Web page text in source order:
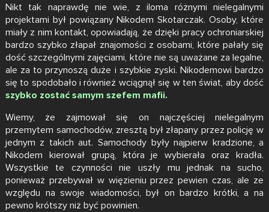
Nikt tak naprawdę nie wie, z iloma różnymi nielegalnymi
projektami był powiązany Nikodem Skotarczak. Osoby, które
miały z nim kontakt, opowiadają, że dzięki pracy ochroniarskiej
bardzo szybko złapał znajomości z osobami, które pałały się
dość szczególnymi zajęciami, które nie są uważane za legalne,
ale za to przynoszą duże i szybkie zyski. Nikodemowi bardzo
się to spodobało i również wciągnął się w ten świat, aby dość
szybko zostać samym szefem mafii.
Wiemy, że zajmował się on najczęściej nielegalnym
przemytem samochodów, zresztą był złapany przez policję w
jednym z takich aut. Samochody były najpierw kradzione, a
Nikodem kierował grupą, która je wybierała oraz kradła.
Wszystkie te czynności nie uszły mu jednak na sucho,
ponieważ przebywał w więzieniu przez pewien czas, ale ze
względu na swoje wiadomości, był on bardzo krótki, a na
pewno krótszy niż być powinien.